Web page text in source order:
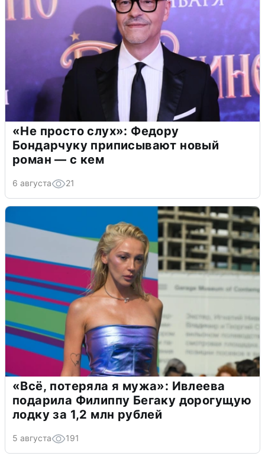
«Не просто слух»: Федору
Бондарчуку приписывают новый
роман — с кем
6 августа 21
«Всё, потеряла я мужа»: Ивлеева
подарила Филиппу Бегаку дорогущую
лодку за 1,2 млн рублей
5 августа 191